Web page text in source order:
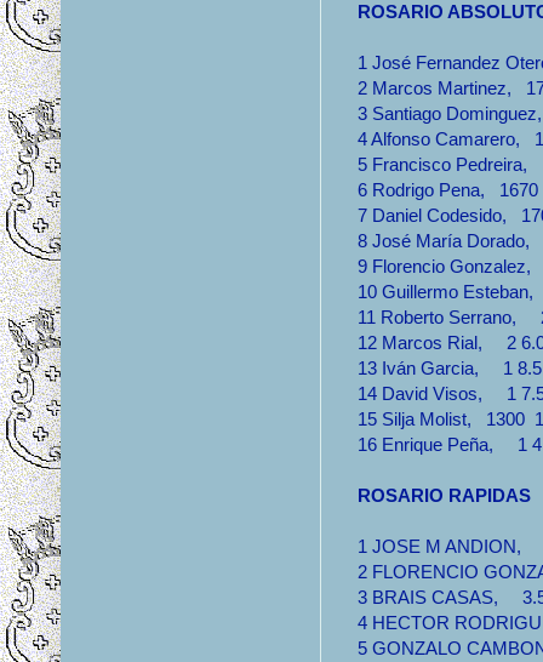
ROSARIO
1 José Fernandez
2 Marcos Martinez,
3 Santiago
4 Alfonso Camarero,
5 Francisco Pedreira,
6 Rodrigo Pena, 1670
7 Daniel Codesido,
8 José María Dorado,
9 Florencio
10 Guillermo
11 Roberto Serrano,
12 Marcos Rial, 2
13 Iván Garcia, 1 8.5
14 David Visos, 1
15 Silja Molist, 1300
16 Enrique Peña, 1
ROSARIO RAPIDAS
1 JOSE M ANDION,
2 FLORENCIO
3 BRAIS CASAS, 3.5
4 HECTOR
5 GONZALO